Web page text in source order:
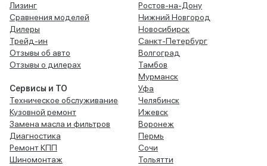
Лизинг
Сравнения моделей
Дилеры
Трейд-ин
Отзывы об авто
Отзывы о дилерах
Сервисы и ТО
Техническое обслуживание
Кузовной ремонт
Замена масла и фильтров
Диагностика
Ремонт КПП
Шиномонтаж
Ростов-на-Дону
Нижний Новгород
Новосибирск
Санкт-Петербург
Волгоград
Тамбов
Мурманск
Уфа
Челябинск
Ижевск
Воронеж
Пермь
Сочи
Тольятти